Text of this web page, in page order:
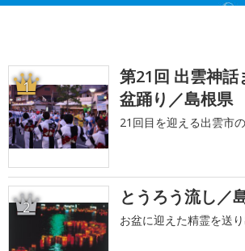
1
第21回 出雲神
盆踊り／島根県
21回目を迎える出雲市
2 とうろう流し／
お盆に迎えた精霊を送